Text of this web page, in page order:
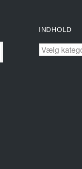
INDHOLD
INDHOLD